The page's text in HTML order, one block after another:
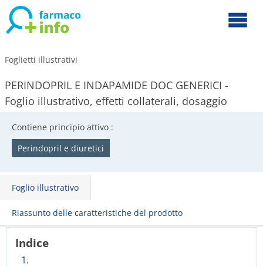
Foglietti illustrativi
PERINDOPRIL E INDAPAMIDE DOC GENERICI -
Foglio illustrativo, effetti collaterali, dosaggio
Contiene principio attivo :
Perindopril e diuretici
Foglio illustrativo
Riassunto delle caratteristiche del prodotto
Indice
1.